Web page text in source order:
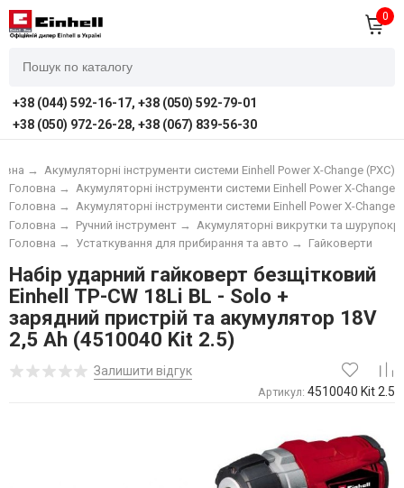
0
+38 (044) 592-16-17, +38 (050) 592-79-01
+38 (050) 972-26-28, +38 (067) 839-56-30
→
Акумуляторні інструменти системи Einhell Power X-Change (PXC)
Акумуляторні інструменти системи Einhell Power X-Change
Головна →
Акумуляторні інструменти системи Einhell Power X-Change
Головна →
Акумуляторні викрутки та
Ручний інструмент →
Головна →
Гайковерти
Устаткування для прибирання та авто →
Головна →
Набір ударний гайковерт безщітковий
Einhell TP-CW 18Li BL - Solo +
зарядний пристрій та акумулятор 18V
2,5 Ah (4510040 Kit 2.5)
Залишити відгук
Артикул: 4510040 Kit 2.5